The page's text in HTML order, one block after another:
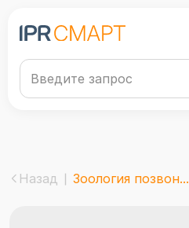
Назад Зоология позвон...